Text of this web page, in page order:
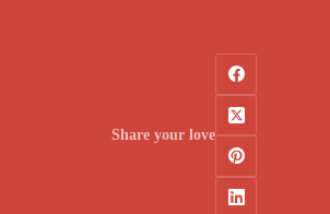
Share your love